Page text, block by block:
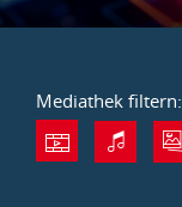
Mediathek filtern: